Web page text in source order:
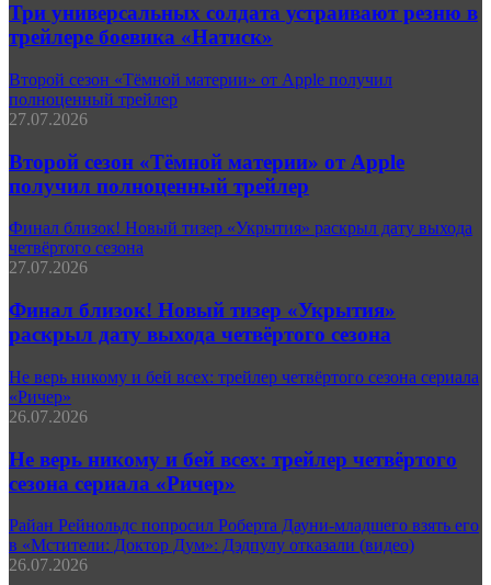
Три универсальных солдата устраивают резню в
трейлере боевика «Натиск»
Второй сезон «Тёмной материи» от Apple получил
полноценный трейлер
27.07.2026
Второй сезон «Тёмной материи» от Apple
получил полноценный трейлер
Финал близок! Новый тизер «Укрытия» раскрыл дату выхода
четвёртого сезона
27.07.2026
Финал близок! Новый тизер «Укрытия»
раскрыл дату выхода четвёртого сезона
Не верь никому и бей всех: трейлер четвёртого сезона сериала
«Ричер»
26.07.2026
Не верь никому и бей всех: трейлер четвёртого
сезона сериала «Ричер»
Райан Рейнольдс попросил Роберта Дауни-младшего взять его
в «Мстители: Доктор Дум»: Дэдпулу отказали (видео)
26.07.2026